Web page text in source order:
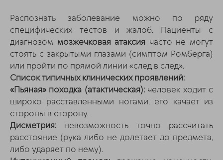
Распознать заболевание можно по ряду
специфических тестов и жалоб. Пациенты с
диагнозом мозжечковая атаксия часто не могут
стоять с закрытыми глазами (симптом Ромберга)
или пройти по прямой линии «след в след».
Список типичных клинических проявлений:
«Пьяная» походка (атактическая):человек ходит с
широко расставленными ногами, его качает из
стороны в сторону.
Дисметрия: невозможность точно рассчитать
расстояние (рука либо не долетает до предмета,
либо ударяет по нему).